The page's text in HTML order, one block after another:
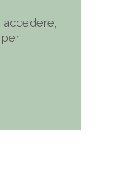
accedere,
per